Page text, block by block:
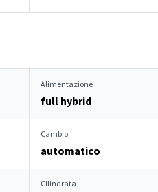
Alimentazione
full hybrid
Cambio
automatico
Cilindrata